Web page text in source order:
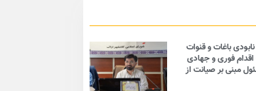
باغات و قنوات
فوری و جهادی
مبنی بر صیانت از